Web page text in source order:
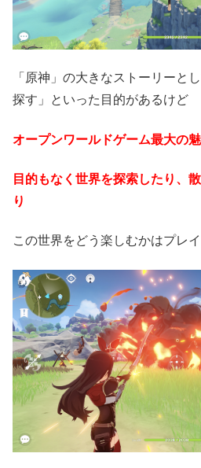
「原神」の大きなストーリーと
探す」といった目的があるけど
オープンワールドゲーム最大の
目的もなく世界を探索したり、
り
この世界をどう楽しむかはプレイ